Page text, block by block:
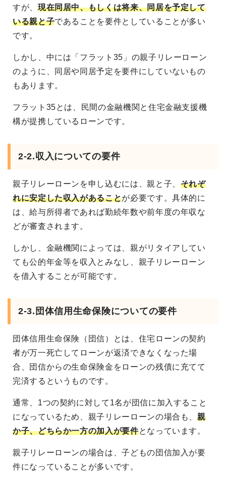
すが、 現在同居中、もしくは将来、同居を予定して
いる親と子であることを要件としていることが多い
です。
しかし、中には「フラット35」の親子リレーローン
のように、同居や同居予定を要件にしていないもの
もあります。
フラット35とは、民間の金融機関と住宅金融支援機
構が提携しているローンです。
2-2.収入についての要件
親子リレーローンを申し込むには、親と子、 それぞ
れに安定した収入があることが必要です。具体的に
は、給与所得者であれば勤続年数や前年度の年収な
どが審査されます。
しかし、金融機関によっては、親がリタイアしてい
ても公的年金等を収入とみなし、親子リレーローン
を借入することが可能です。
2-3. 団体信用生命保険についての要件
団体信用生命保険（団信）とは、住宅ローンの契約
者が万一死亡してローンが返済できなくなった場
合、団信からの生命保険金をローンの残債に充てて
完済するというものです。
通常、1つの契約に対して1名が団信に加入すること
になっているため、親子リレーローンの場合も、親
か子、どちらか一方の加入が要件となっています。
親子リレーローンの場合は、子どもの団信加入が要
件になっていることが多いです。